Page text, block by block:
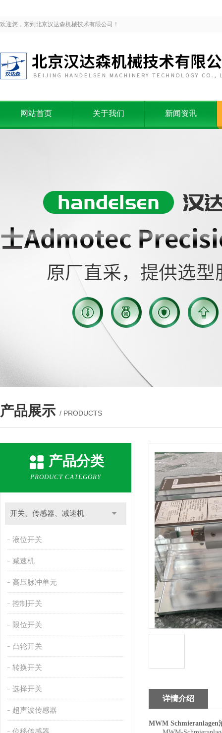
欢迎您，来到北京汉达森机械技术有限公司！
网站首页 关于我们 新闻资讯
产品展示 / PRODUCTS
产品分类
PRODUCT CATEGORY
开关、传感器、减速机
液位开关
减速机
高压脉冲单元
控制开关
限位开关
凸轮开关
转换开关
选择开关
超声波传感器
详情介绍
MWM Schmieranlagen